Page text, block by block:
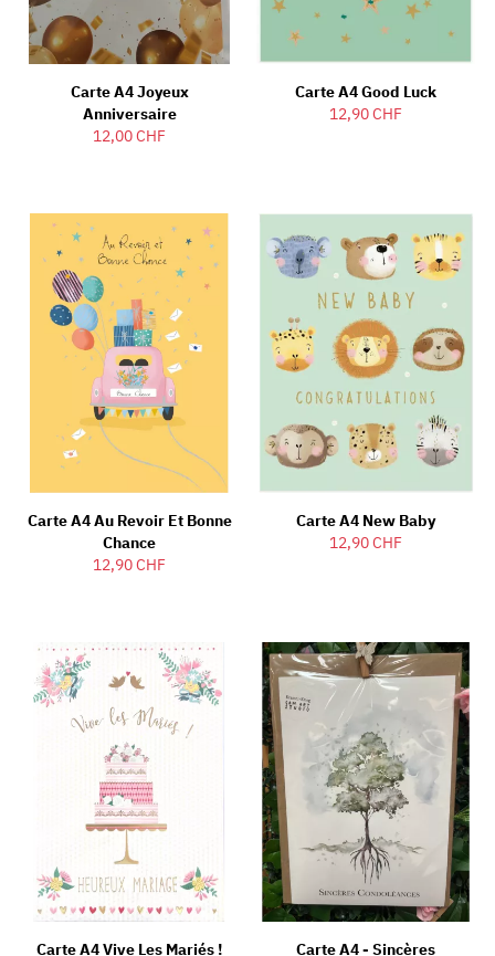
Carte A4 Joyeux
Anniversaire
12,00 CHF
Carte A4 Good Luck
12,90 CHF
Carte A4 Au Revoir Et Bonne
Chance
12,90 CHF
Carte A4 New Baby
12,90 CHF
Carte A4 Vive Les Mariés !
Carte A4 - Sincères